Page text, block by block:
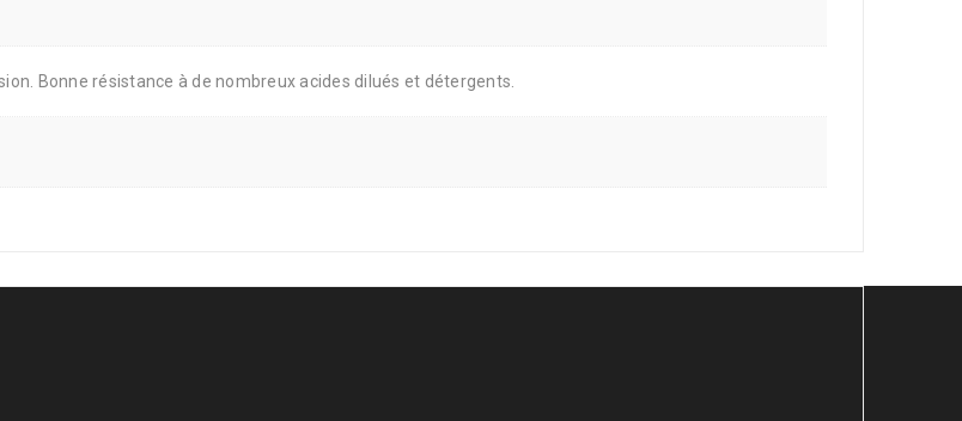
Bonne résistance à de nombreux acides dilués et détergents.